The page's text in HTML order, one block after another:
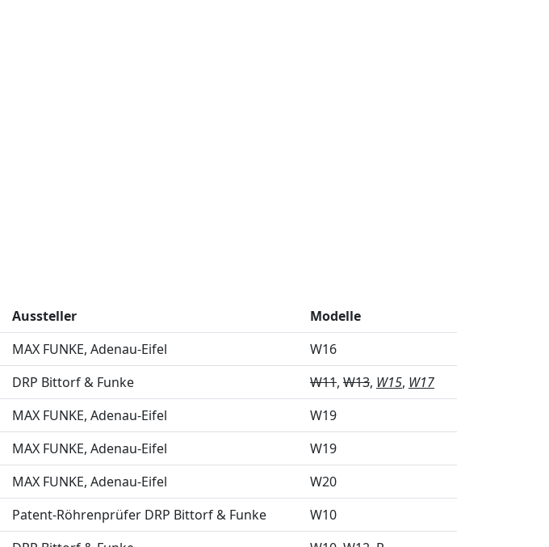
Aussteller
Modelle
MAX FUNKE, Adenau-Eifel
W16
DRP Bittorf & Funke W11 W13 W15 W17
MAX FUNKE, Adenau-Eifel
W19
MAX FUNKE, Adenau-Eifel
W19
MAX FUNKE, Adenau-Eifel
W20
Patent-Röhrenprüfer DRP Bittorf & Funke
W10